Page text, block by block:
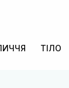
ТІЛО